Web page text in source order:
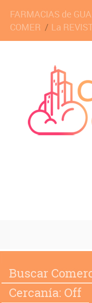
FARMACIAS de
COMER
La
Cercanía: Off